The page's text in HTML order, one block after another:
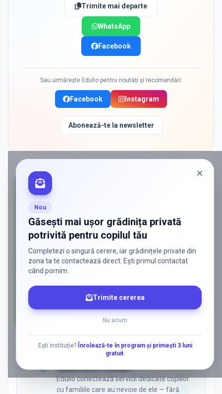
Trimite mai departe
WhatsApp
Facebook
Sau urmărește Edulio pentru noutăți și recomandări:
Facebook Instagram
Abonează-te la newsletter
Nou
Găsești mai ușor grădinița privată
potrivită pentru copilul tău
Completezi o singură cerere, iar grădinițele private din
zona ta te contactează direct. Ești primul contactat
când pornim.
Trimite cererea
Nu acum
Ești instituție?
Înrolează-te în program și primești 3 luni
gratuit.
Vrei să ajungi la părinții care
caută activ soluții?
Edulio conectează servicii dedicate copiilor
cu familiile care au nevoie de ele — fără